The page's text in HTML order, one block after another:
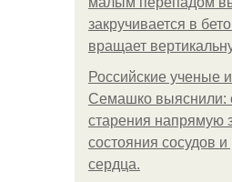
закручивается в
вращает
Российские ученые
Семашко выяснили:
старения напрямую
состояния сосудов
сердца.